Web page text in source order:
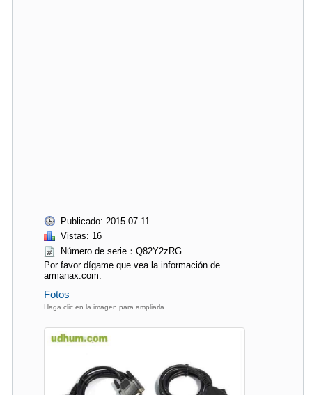
Publicado: 2015-07-11
Vistas: 16
Número de serie：Q82Y2zRG
Por favor dígame que vea la información de
armanax.com.
Fotos
Haga clic en la imagen para ampliarla